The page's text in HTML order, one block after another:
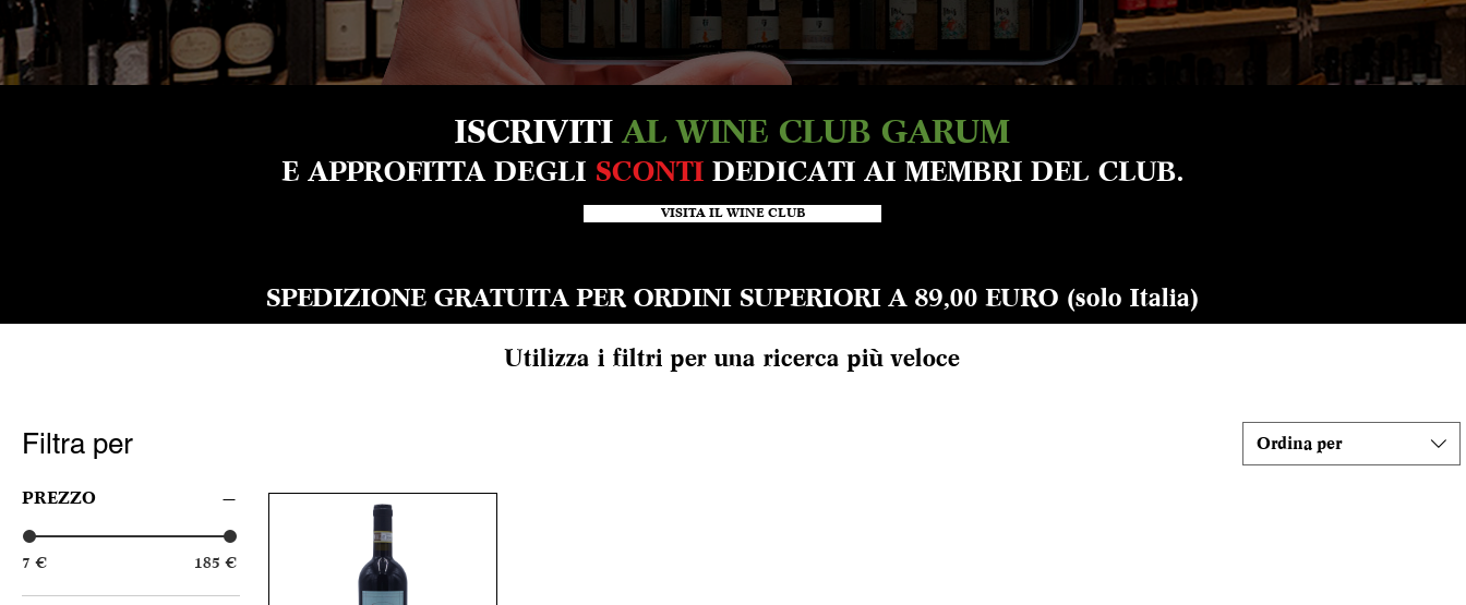
ISCRIVITIAL WINE CLUB GARUM
E APPROFITTA DEGLI SCONTI DEDICATI AI MEMBRI DEL CLUB.
VISITA IL WINE CLUB
SPEDIZIONE GRATUITA PER ORDINI SUPERIORI A 89,00 EURO (solo Italia)
Utilizza i filtri per una ricerca più veloce
Filtra per
PREZZO
7 € 185 €
Ordina per